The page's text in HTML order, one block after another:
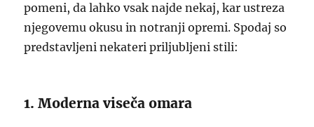
pomeni, da lahko vsak najde nekaj, kar ustreza
njegovemu okusu in notranji opremi. Spodaj so
predstavljeni nekateri priljubljeni stili:
1. Moderna viseča omara